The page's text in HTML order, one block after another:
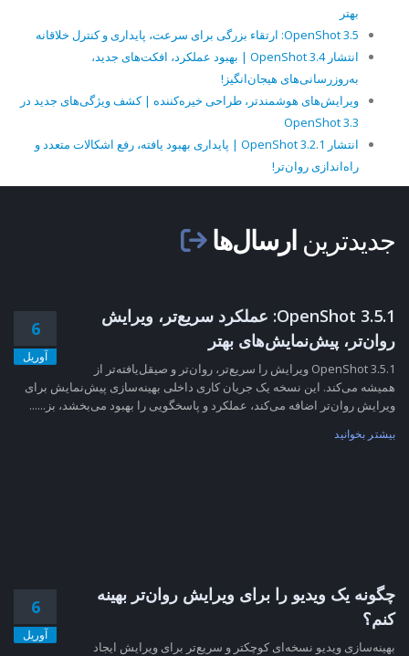
بهتر
OpenShot 3.5: ارتقاء بزرگی برای سرعت، پایداری و کنترل خلاقانه
انتشار OpenShot 3.4 | بهبود عملکرد، افکت‌های جدید،
به‌روزرسانی‌های هیجان‌انگیز!
ویرایش‌های هوشمندتر، طراحی خیره‌کننده | کشف ویژگی‌های جدید در
OpenShot 3.3
انتشار OpenShot 3.2.1 | پایداری بهبود یافته، رفع اشکالات متعدد و
راه‌اندازی روان‌تر!
جدیدترین ارسال‌ها
6
آوریل
OpenShot 3.5.1: عملکرد سریع‌تر، ویرایش
روان‌تر، پیش‌نمایش‌های بهتر
OpenShot 3.5.1 ویرایش را سریع‌تر، روان‌تر و صیقل‌یافته‌تر از
همیشه می‌کند. این نسخه یک جریان کاری داخلی بهینه‌سازی پیش‌نمایش برای
ویرایش روان‌تر اضافه می‌کند، عملکرد و پاسخگویی را بهبود می‌بخشد، بز......
بیشتر بخوانید
6
آوریل
چگونه یک ویدیو را برای ویرایش روان‌تر بهینه
کنم؟
بهینه‌سازی ویدیو نسخه‌ای کوچکتر و سریع‌تر برای ویرایش ایجاد